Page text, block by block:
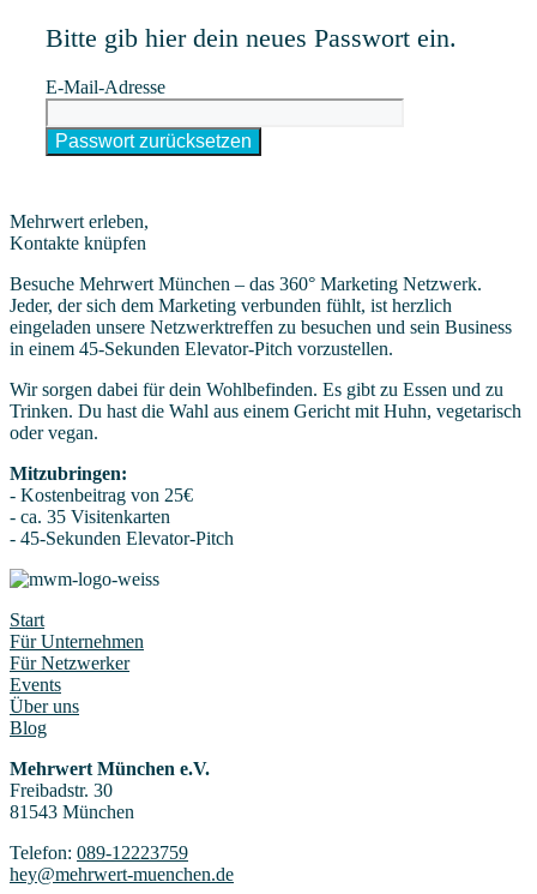
Bit­te gib hier dein neu­es Pass­wort ein.
E‑Mail-Adres­se
Mehrwert erleben,
Kontakte knüpfen
Besuche Mehrwert München – das 360° Marketing Netzwerk.
Jeder, der sich dem Marketing verbunden fühlt, ist herzlich
eingeladen unsere Netzwerktreffen zu besuchen und sein Business
in einem 45-Sekunden Elevator-Pitch vorzustellen.
Wir sorgen dabei für dein Wohlbefinden. Es gibt zu Essen und zu
Trinken. Du hast die Wahl aus einem Gericht mit Huhn, vegetarisch
oder vegan.
Mitzubringen:
- Kostenbeitrag von 25€
- ca. 35 Visitenkarten
- 45-Sekunden Elevator-Pitch
Start
Für Unternehmen
Für Netzwerker
Events
Über uns
Blog
Mehrwert München e.V.
Freibadstr. 30
81543 München
Telefon: 089-12223759
hey@mehrwert-muenchen.de